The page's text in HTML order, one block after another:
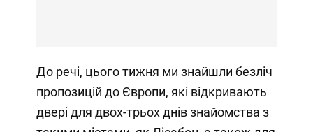
До речі, цього тижня ми знайшли безліч
пропозицій до Європи, які відкривають
двері для двох-трьох днів знайомства з